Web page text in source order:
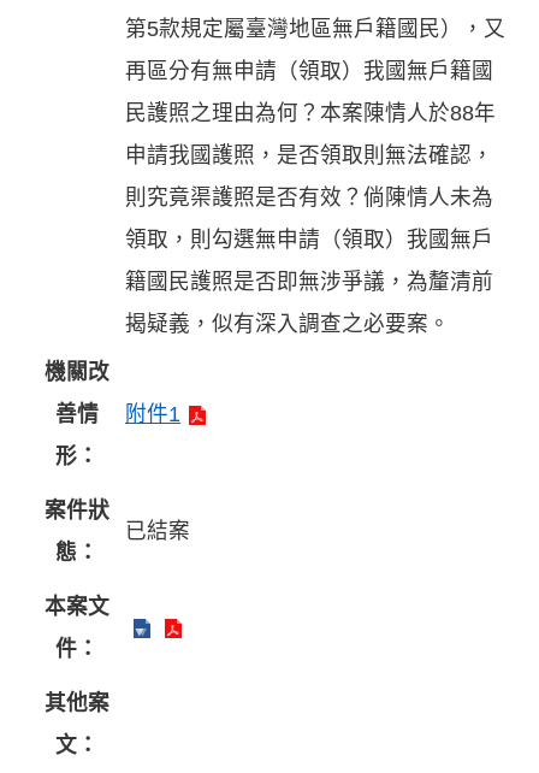
第5款規定屬臺灣地區無戶籍國民），又
再區分有無申請（領取）我國無戶籍國
民護照之理由為何？本案陳情人於88年
申請我國護照，是否領取則無法確認，
則究竟渠護照是否有效？倘陳情人未為
領取，則勾選無申請（領取）我國無戶
籍國民護照是否即無涉爭議，為釐清前
揭疑義，似有深入調查之必要案。
機關改
善情
形：
附件1
案件狀
態：
已結案
本案文
件：
其他案
文：